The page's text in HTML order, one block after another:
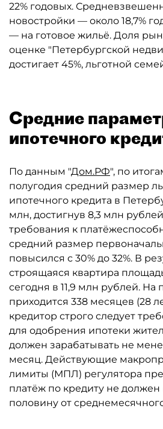
22% годовых.
новостройки — около 18,7%
— на готовое жильё. Доля
оценке "Петербургской
достигает 45%, льготной
Средние
ипотечного
По данным "Дом.РФ", по
полугодия средний размер
ипотечного кредита в
млн, достигнув 8,3 млн
требования к
средний размер
повысился с 30% до 32%. В
строящаяся квартира
сегодня в 11,9 млн рублей.
приходится 338 месяцев (28
кредитор строго следует
для одобрения ипотеки
должен зарабатывать не
месяц. Действующие
лимиты (МПЛ) регулятора
платёж по кредиту не
половину от